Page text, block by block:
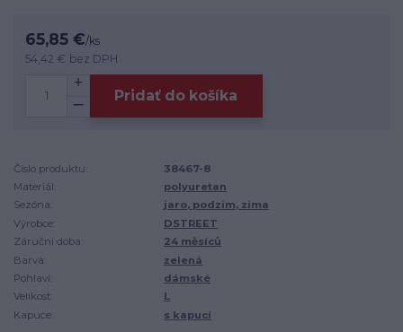
65,85 €/ks
54,42 € bez DPH
Pridať do košíka
Číslo produktu:
38467-8
Materiál:
polyuretan
Sezóna:
jaro, podzim, zima
Výrobce:
DSTREET
Záruční doba:
24 měsíců
Barva:
zelená
Pohlaví:
dámské
Velikost:
L
Kapuce:
s kapucí